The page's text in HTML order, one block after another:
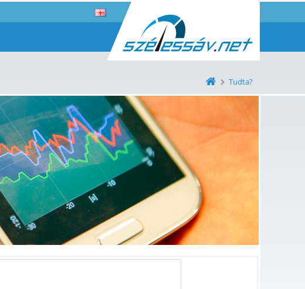
Tudta?